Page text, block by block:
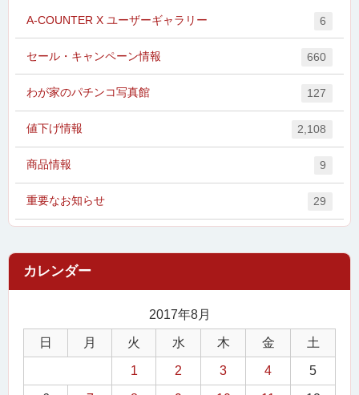
A-COUNTER X ユーザーギャラリー 6
セール・キャンペーン情報 660
わが家のパチンコ写真館 127
値下げ情報 2,108
商品情報 9
重要なお知らせ 29
2017年8月
日 月 火 水 木 金 土
1 2 3 4 5